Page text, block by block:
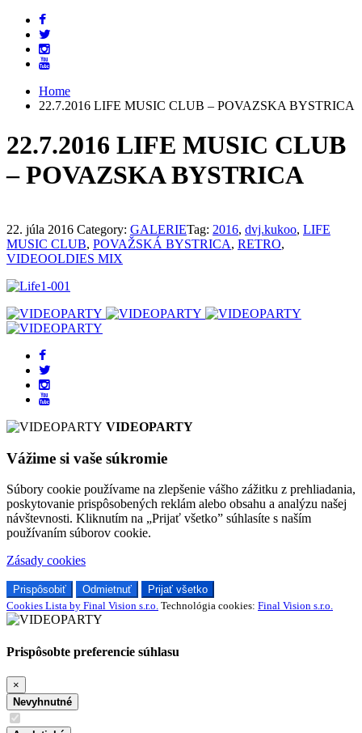
Home
22.7.2016 LIFE MUSIC CLUB – POVAZSKA BYSTRICA
22.7.2016 LIFE MUSIC CLUB
– POVAZSKA BYSTRICA
22. júla 2016 Category: GALERIETag: 2016, dvj.kukoo, LIFE
MUSIC CLUB, POVAŽSKÁ BYSTRICA, RETRO,
VIDEOOLDIES MIX
VIDEOPARTY
Vážime si vaše súkromie
Súbory cookie používame na zlepšenie vášho zážitku z prehliadania,
poskytovanie prispôsobených reklám alebo obsahu a analýzu našej
návštevnosti. Kliknutím na „Prijať všetko” súhlasíte s naším
používaním súborov cookie.
Zásady cookies
Prispôsobiť Odmietnuť
Prijať všetko
Cookies Lista by Final Vision s.r.o. Technológia cookies: Final Vision s.r.o.
Prispôsobte preferencie súhlasu
×
Nevyhnutné